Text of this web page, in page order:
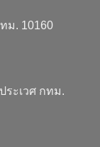
ม. 10160
ระเวศ กทม.